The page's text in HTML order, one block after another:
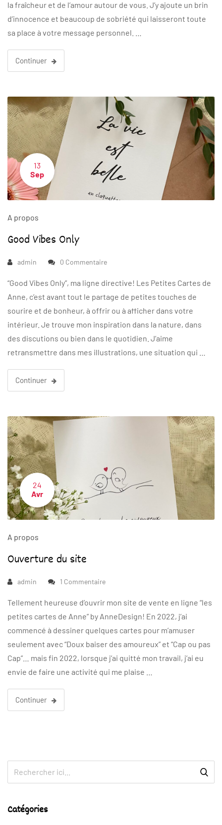
la fraîcheur et de l’amour autour de vous. J’y ajoute un brin
d’innocence et beaucoup de sobriété qui laisseront toute
sa place à votre message personnel. …
Continuer
13
Sep
A propos
Good Vibes Only
admin 0 Commentaire
“Good Vibes Only”, ma ligne directive! Les Petites Cartes de
Anne, c’est avant tout le partage de petites touches de
sourire et de bonheur, à offrir ou à afficher dans votre
intérieur. Je trouve mon inspiration dans la nature, dans
des discutions ou bien dans le quotidien. J’aime
retransmettre dans mes illustrations, une situation qui …
Continuer
24
Avr
A propos
Ouverture du site
admin 1 Commentaire
Tellement heureuse d’ouvrir mon site de vente en ligne “les
petites cartes de Anne” by AnneDesign! En 2022, j’ai
commencé à dessiner quelques cartes pour m’amuser
seulement avec “Doux baiser des amoureux” et “Cap ou pas
Cap”… mais fin 2022, lorsque j’ai quitté mon travail, j’ai eu
envie de faire une activité qui me plaise …
Continuer
Catégories